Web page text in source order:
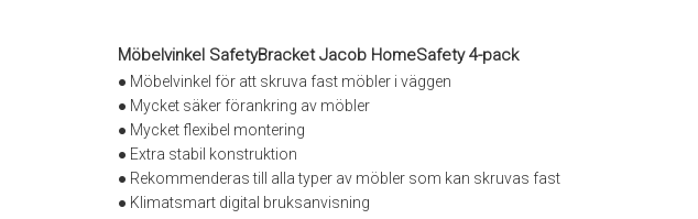
Möbelvinkel SafetyBracket Jacob HomeSafety 4-pack
● Möbelvinkel för att skruva fast möbler i väggen
● Mycket säker förankring av möbler
● Mycket flexibel montering
● Extra stabil konstruktion
● Rekommenderas till alla typer av möbler som kan skruvas fast
● Klimatsmart digital bruksanvisning